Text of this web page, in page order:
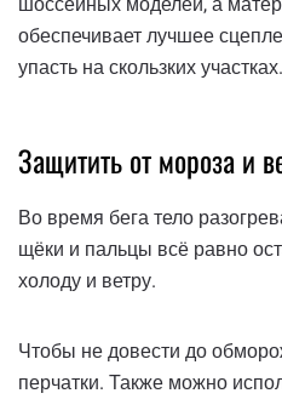
обеспечивает лучшее
упасть на скользких участках.
Защитить от мороза и
Во время бега тело
щёки и пальцы всё равно
холоду и ветру.
Чтобы не довести до
перчатки. Также можно